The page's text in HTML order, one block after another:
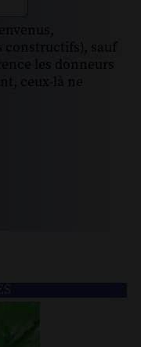
constructifs), sauf
les donneurs
ceux-là ne